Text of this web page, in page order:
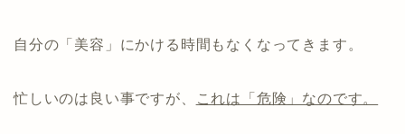
自分の「美容」にかける時間もなくなってきます。
忙しいのは良い事ですが、 これは「危険」なのです。